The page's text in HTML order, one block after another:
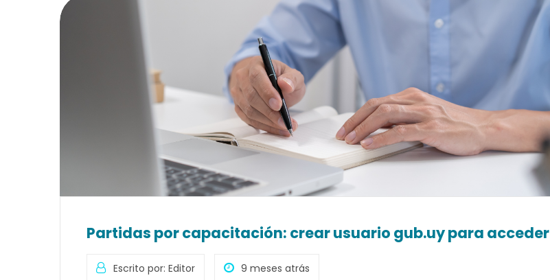
Partidas por capacitación: crear usuario gub.uy para acceder
Escrito por: Editor 9 meses atrás